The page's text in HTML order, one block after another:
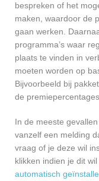
bespreken of het
maken, waardoor de
gaan werken.
programma’s waar
plaats te vinden in
moeten worden op
Bijvoorbeeld bij
de
In de meeste
vanzelf een melding
vraag of je deze wil
klikken indien je dit
automatisch